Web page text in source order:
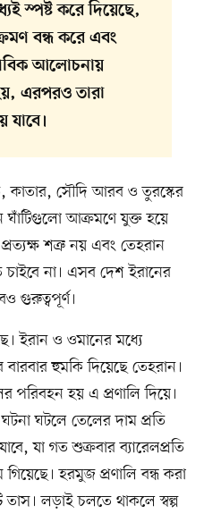
স্পষ্ট করে দিয়েছে,
বন্ধ করে এবং
আলোচনায়
এরপরও তারা
যাবে।
কাতার, সৌদি আরব ও তুরস্কের
ঘাঁটিগুলো আক্রমণে যুক্ত হয়ে
শত্রু নয় এবং তেহরান
না। এসব দেশ ইরানের
গুরুত্বপূর্ণ।
ইরান ও ওমানের মধ্যে
হুমকি দিয়েছে তেহরান।
পরিবহন হয় এ প্রণালি দিয়ে।
ঘটলে তেলের দাম প্রতি
যা গত শুক্রবার ব্যারেলপ্রতি
হরমুজ প্রণালি বন্ধ করা
তাস। লড়াই চলতে থাকলে স্বল্প